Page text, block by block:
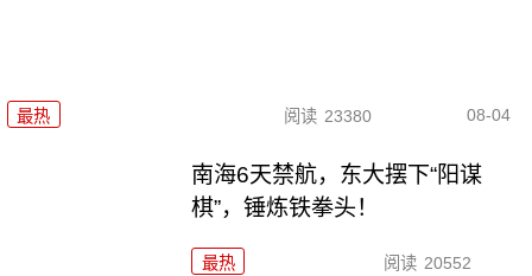
最热 阅读 23380 08-04
南海6天禁航，东大摆下“阳谋
棋”，锤炼铁拳头！
最热 阅读 20552